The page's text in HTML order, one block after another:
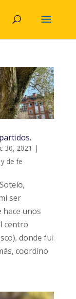
30, 2021 |
de fe
ser
hace unos
centro
donde fui
coordino